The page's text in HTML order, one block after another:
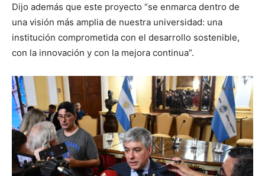
Dijo además que este proyecto “se enmarca dentro de
una visión más amplia de nuestra universidad: una
institución comprometida con el desarrollo sostenible,
con la innovación y con la mejora continua”.